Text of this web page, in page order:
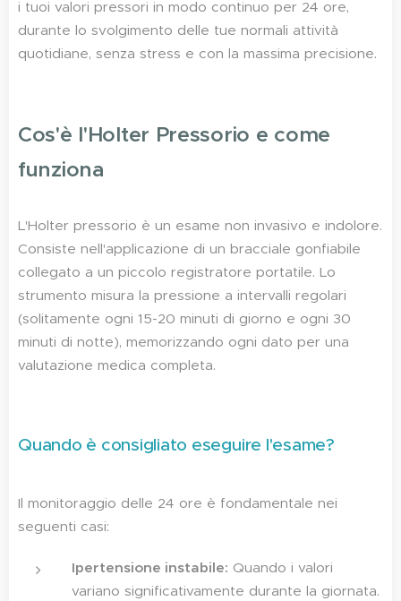
i tuoi valori pressori in modo continuo per 24 ore,
durante lo svolgimento delle tue normali attività
quotidiane, senza stress e con la massima precisione.
Cos'è l'Holter Pressorio e come
funziona
L'Holter pressorio è un esame non invasivo e indolore.
Consiste nell'applicazione di un bracciale gonfiabile
collegato a un piccolo registratore portatile. Lo
strumento misura la pressione a intervalli regolari
(solitamente ogni 15-20 minuti di giorno e ogni 30
minuti di notte), memorizzando ogni dato per una
valutazione medica completa.
Quando è consigliato eseguire l'esame?
Il monitoraggio delle 24 ore è fondamentale nei
seguenti casi:
Ipertensione instabile: Quando i valori
variano significativamente durante la giornata.